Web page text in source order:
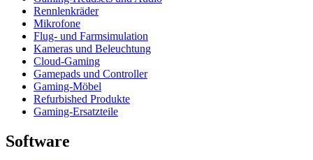
Rennlenkräder
Mikrofone
Flug- und Farmsimulation
Kameras und Beleuchtung
Cloud-Gaming
Gamepads und Controller
Gaming-Möbel
Refurbished Produkte
Gaming-Ersatzteile
Software